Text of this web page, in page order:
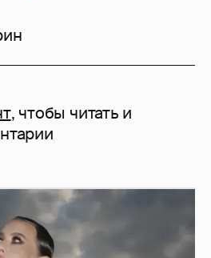
, чтобы читать и